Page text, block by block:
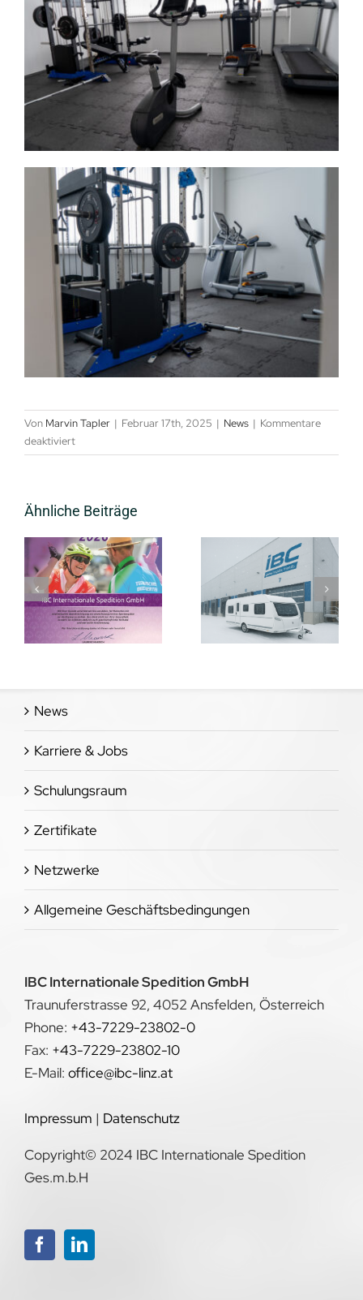
Von Marvin Tapler | Februar 17th, 2025 | News | Kommentare
deaktiviertfür
Fitnessstudio
Ähnliche Beiträge
Wohnwagenstellplatz
Container
News
Karriere & Jobs
Schulungsraum
Zertifikate
Netzwerke
Allgemeine Geschäftsbedingungen
IBC Internationale Spedition GmbH
Traunuferstrasse 92, 4052 Ansfelden, Österreich
Phone: +43-7229-23802-0
Fax: +43-7229-23802-10
E-Mail: office@ibc-linz.at
Impressum | Datenschutz
Copyright© 2024 IBC Internationale Spedition
Ges.m.b.H